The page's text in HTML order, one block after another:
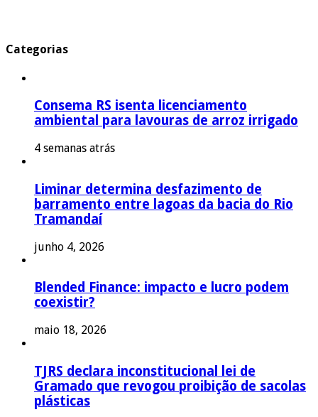
Categorias
Consema RS isenta licenciamento
ambiental para lavouras de arroz irrigado
4 semanas atrás
Liminar determina desfazimento de
barramento entre lagoas da bacia do Rio
Tramandaí
junho 4, 2026
Blended Finance: impacto e lucro podem
coexistir?
maio 18, 2026
TJRS declara inconstitucional lei de
Gramado que revogou proibição de sacolas
plásticas